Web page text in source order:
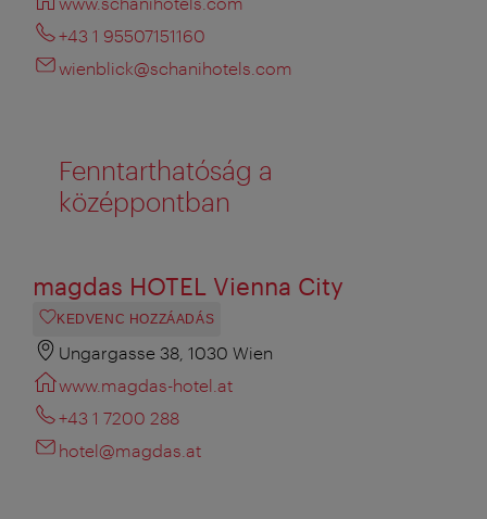
+43 1 95507151160
wienblick@schanihotels.com
Fenntarthatóság a
középpontban
magdas HOTEL Vienna City
KEDVENC HOZZÁADÁS
Ungargasse 38, 1030 Wien
www.magdas-hotel.at
+43 1 7200 288
hotel@magdas.at